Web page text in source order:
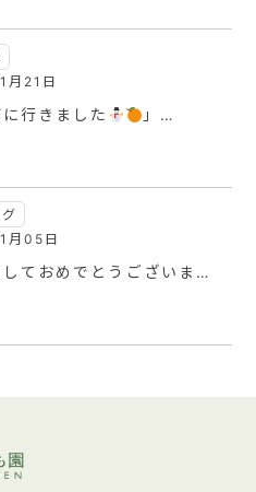
月21日
に行きました 」…
月05日
しておめでとうございま…